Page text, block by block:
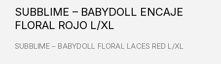
SUBBLIME – BABYDOLL ENCAJE
FLORAL ROJO L/XL
SUBBLIME – BABYDOLL FLORAL LACES RED L/XL